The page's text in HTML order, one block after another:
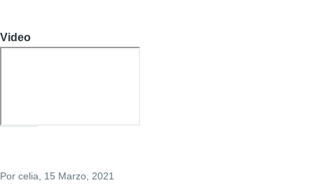
Video
Por celia, 15 Marzo, 2021